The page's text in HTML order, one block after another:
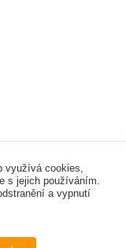
využívá cookies,
s jejich používáním.
a vypnutí